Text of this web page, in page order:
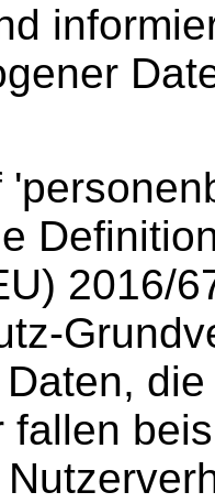
2016/
fallen